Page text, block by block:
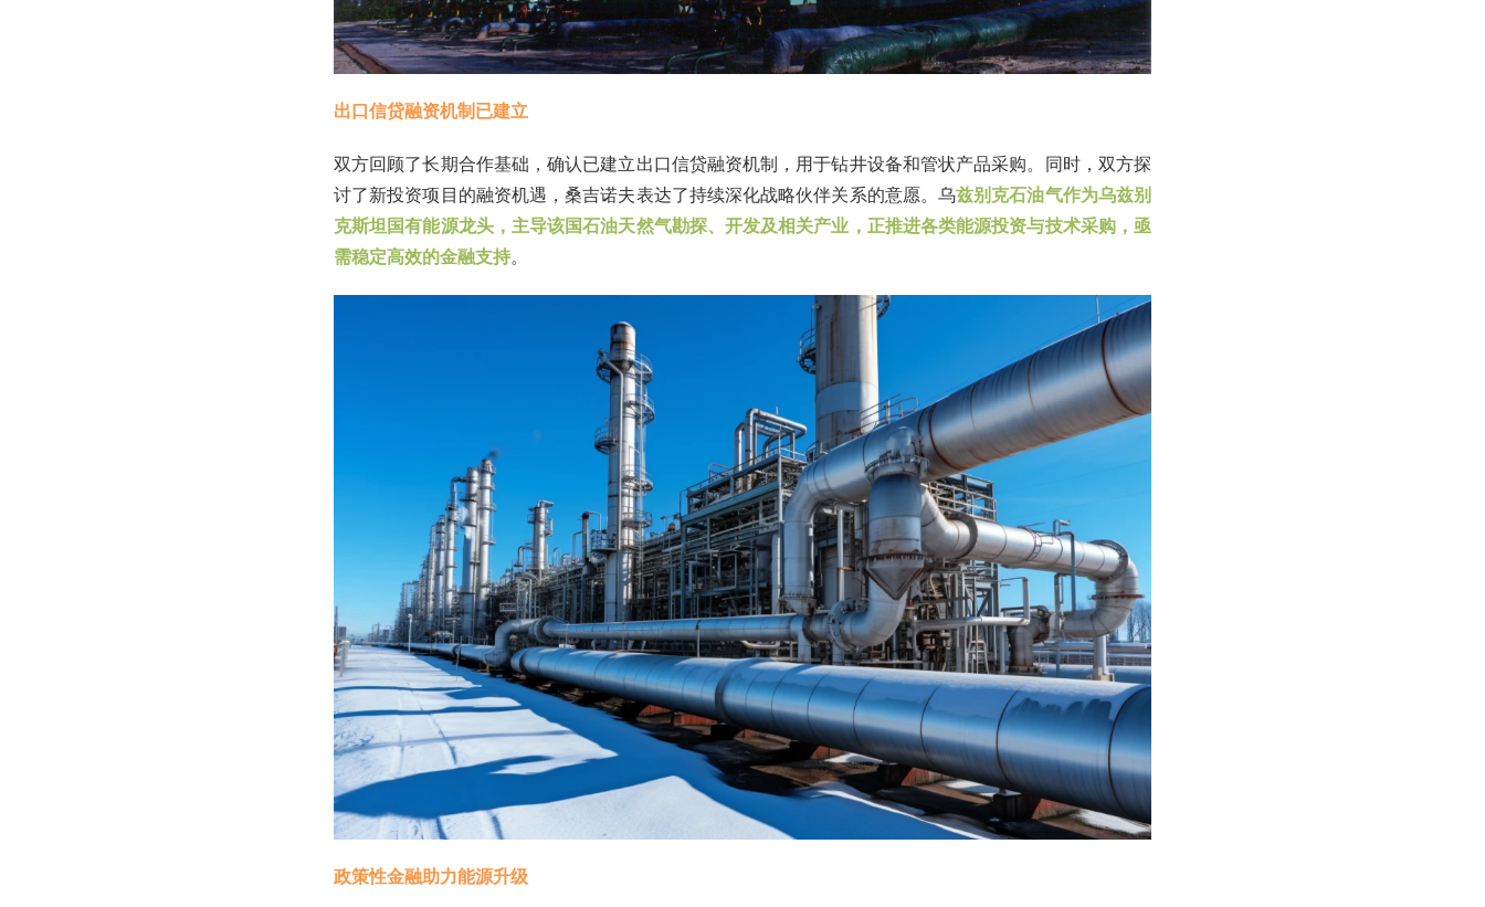
出口信贷融资机制已建立
双方回顾了长期合作基础，确认已建立出口信贷融资机制，用于钻井设备和管状产品采购。同时，双方探
讨了新投资项目的融资机遇，桑吉诺夫表达了持续深化战略伙伴关系的意愿。乌兹别克石油气作为乌兹别
克斯坦国有能源龙头，主导该国石油天然气勘探、开发及相关产业，正推进各类能源投资与技术采购，亟
需稳定高效的金融支持。
政策性金融助力能源升级